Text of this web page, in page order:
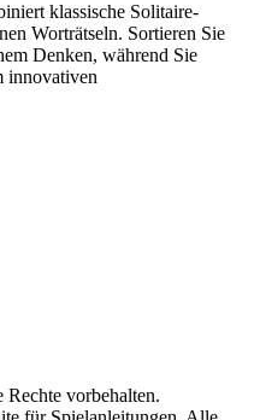
klassische Solitaire-
Worträtseln. Sortieren Sie
Denken, während Sie
innovativen
vorbehalten.